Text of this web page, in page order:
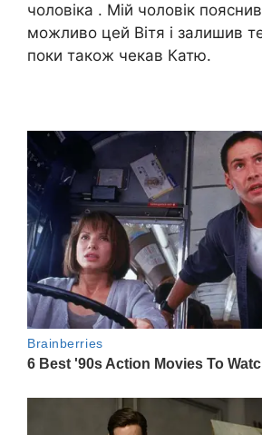
чоловіка . Мій чоловік
можливо цей Вітя і залишив
поки також чекав Катю.